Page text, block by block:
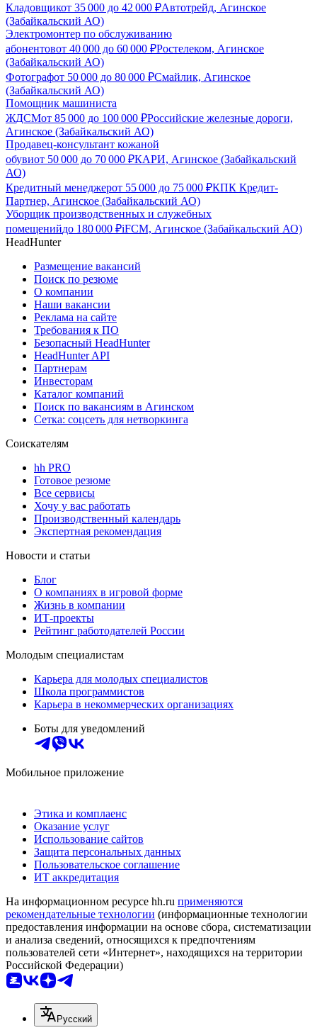
Кладовщикот 35 000 до 42 000 ₽Автотрейд, Агинское
(Забайкальский АО)
Электромонтер по обслуживанию
абонентовот 40 000 до 60 000 ₽Ростелеком, Агинское
(Забайкальский АО)
Фотографот 50 000 до 80 000 ₽Смайлик, Агинское
(Забайкальский АО)
Помощник машиниста
ЖДСМот 85 000 до 100 000 ₽Российские железные дороги,
Агинское (Забайкальский АО)
Продавец-консультант кожаной
обувиот 50 000 до 70 000 ₽КАРИ, Агинское (Забайкальский
АО)
Кредитный менеджерот 55 000 до 75 000 ₽КПК Кредит-
Партнер, Агинское (Забайкальский АО)
Уборщик производственных и служебных
помещенийдо 180 000 ₽iFCM, Агинское (Забайкальский АО)
HeadHunter
Размещение вакансий
Поиск по резюме
О компании
Наши вакансии
Реклама на сайте
Требования к ПО
Безопасный HeadHunter
HeadHunter API
Партнерам
Инвесторам
Каталог компаний
Поиск по вакансиям в Агинском
Сетка: соцсеть для нетворкинга
Соискателям
hh PRO
Готовое резюме
Все сервисы
Хочу у вас работать
Производственный календарь
Экспертная рекомендация
Новости и статьи
Блог
О компаниях в игровой форме
Жизнь в компании
ИТ-проекты
Рейтинг работодателей России
Молодым специалистам
Карьера для молодых специалистов
Школа программистов
Карьера в некоммерческих организациях
Боты для уведомлений
Мобильное приложение
Этика и комплаенс
Оказание услуг
Использование сайтов
Защита персональных данных
Пользовательское соглашение
ИТ аккредитация
На информационном ресурсе hh.ru применяются
рекомендательные технологии (информационные технологии
предоставления информации на основе сбора, систематизации
и анализа сведений, относящихся к предпочтениям
пользователей сети «Интернет», находящихся на территории
Российской Федерации)
Русский